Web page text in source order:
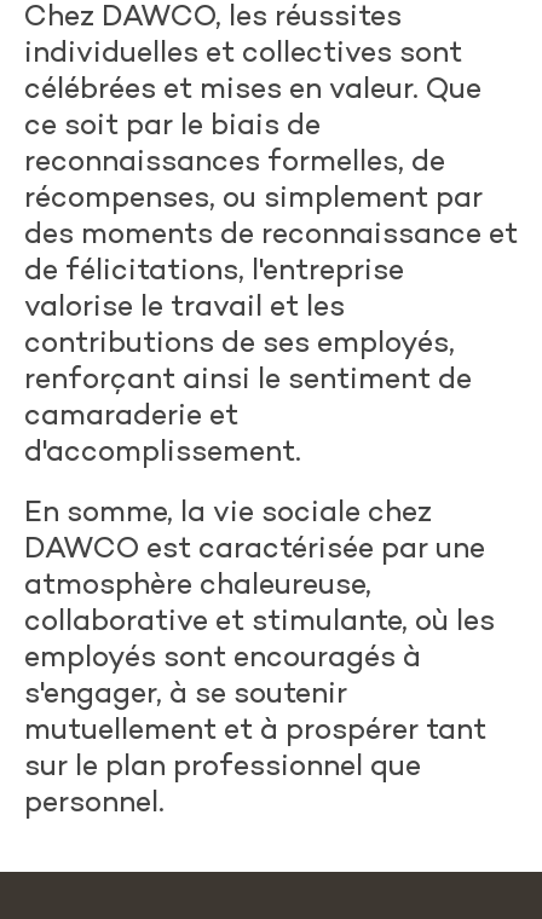
Chez DAWCO, les réussites
individuelles et collectives sont
célébrées et mises en valeur. Que
ce soit par le biais de
reconnaissances formelles, de
récompenses, ou simplement par
des moments de reconnaissance et
de félicitations, l'entreprise
valorise le travail et les
contributions de ses employés,
renforçant ainsi le sentiment de
camaraderie et
d'accomplissement.
En somme, la vie sociale chez
DAWCO est caractérisée par une
atmosphère chaleureuse,
collaborative et stimulante, où les
employés sont encouragés à
s'engager, à se soutenir
mutuellement et à prospérer tant
sur le plan professionnel que
personnel.